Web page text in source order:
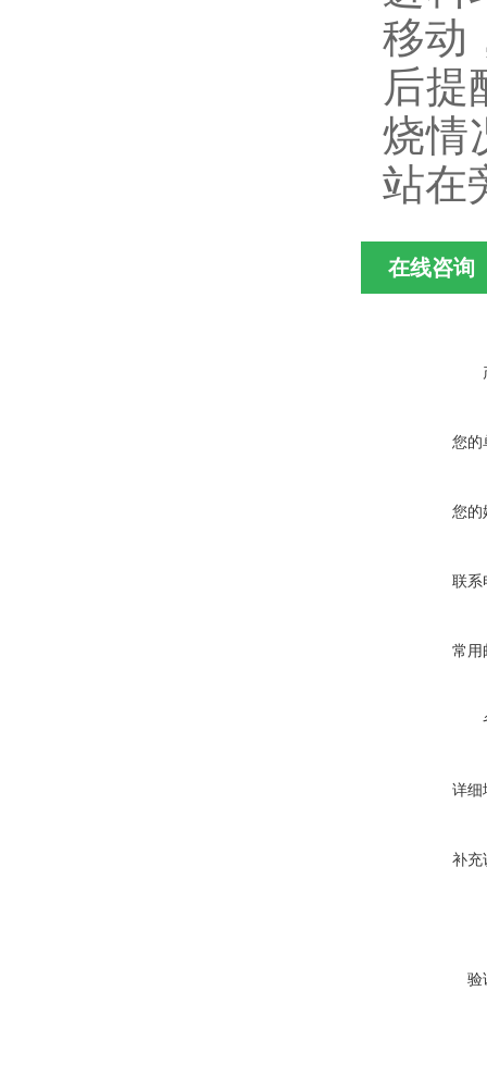
移动
后提
烧情
站在
在线咨询
您的
您的
联系
常用
详细
补充
验